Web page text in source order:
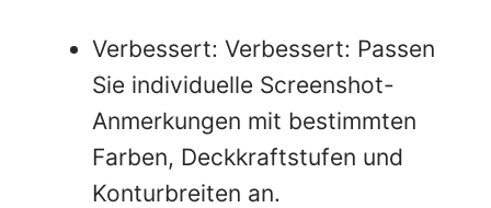
Verbessert: Verbessert: Passen
Sie individuelle Screenshot-
Anmerkungen mit bestimmten
Farben, Deckkraftstufen und
Konturbreiten an.